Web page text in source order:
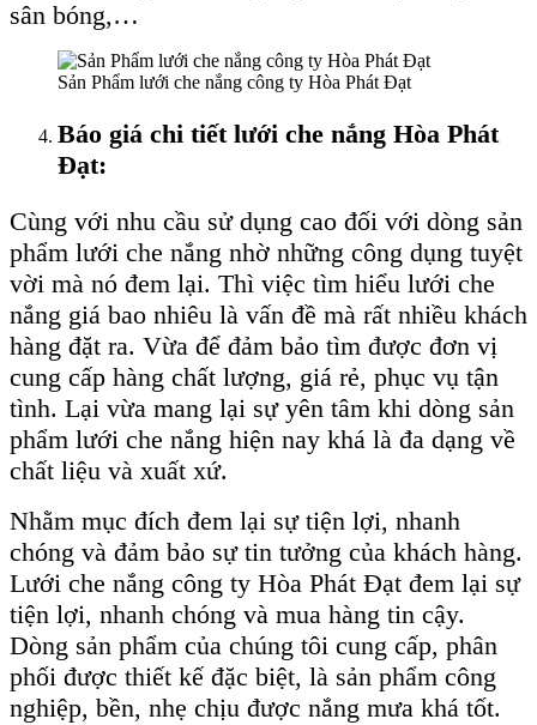
sân bóng,…
Sản Phẩm lưới che nắng công ty Hòa Phát Đạt
Báo giá chi tiết lưới che nắng Hòa Phát
Đạt:
Cùng với nhu cầu sử dụng cao đối với dòng sản
phẩm lưới che nắng nhờ những công dụng tuyệt
vời mà nó đem lại. Thì việc tìm hiểu lưới che
nắng giá bao nhiêu là vấn đề mà rất nhiều khách
hàng đặt ra. Vừa để đảm bảo tìm được đơn vị
cung cấp hàng chất lượng, giá rẻ, phục vụ tận
tình. Lại vừa mang lại sự yên tâm khi dòng sản
phẩm lưới che nắng hiện nay khá là đa dạng về
chất liệu và xuất xứ.
Nhằm mục đích đem lại sự tiện lợi, nhanh
chóng và đảm bảo sự tin tưởng của khách hàng.
Lưới che nắng công ty Hòa Phát Đạt đem lại sự
tiện lợi, nhanh chóng và mua hàng tin cậy.
Dòng sản phẩm của chúng tôi cung cấp, phân
phối được thiết kế đặc biệt, là sản phẩm công
nghiệp, bền, nhẹ chịu được nắng mưa khá tốt.